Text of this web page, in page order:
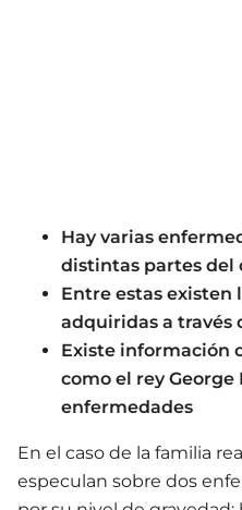
Hay varias
distintas partes del
Entre estas existen
adquiridas a través
Existe información
como el rey
enfermedades
En el caso de la familia
especulan sobre dos